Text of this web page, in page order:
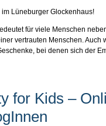
Lüneburger Glockenhaus!
für viele Menschen
vertrauten Menschen.
bei denen sich der
for Kids –